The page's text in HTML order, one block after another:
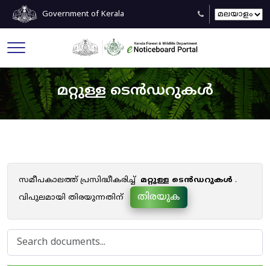
Government of Kerala
മറ്റുള്ള ടെൻഡറുകൾ
സമീപകാലത്ത് പ്രസിദ്ധീകരിച്ച് മറ്റുള്ള ടെൻഡറുകൾ .
വിപുലമായി തിരയുന്നതിന്
തിരയുക